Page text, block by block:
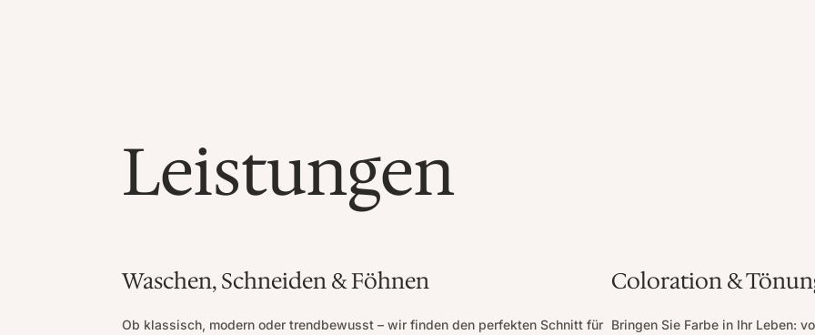
Leistungen
Waschen, Schneiden & Föhnen
Ob klassisch, modern oder trendbewusst – wir finden den perfekten Schnitt für
Coloration &
Bringen Sie Farbe in Ihr Leben: